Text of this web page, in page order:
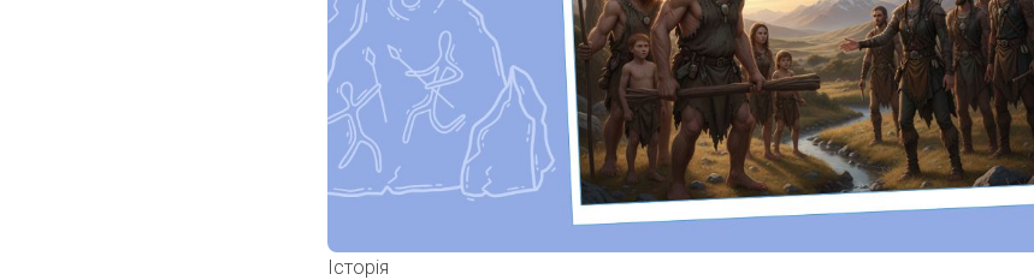
Історія